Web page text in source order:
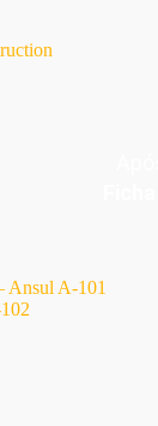
Ansul A-101